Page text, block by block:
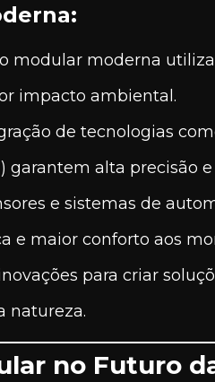
modular moderna
impacto ambiental.
de tecnologias
alta precisão e
e sistemas de
e maior conforto aos
para criar
natureza.
no Futuro